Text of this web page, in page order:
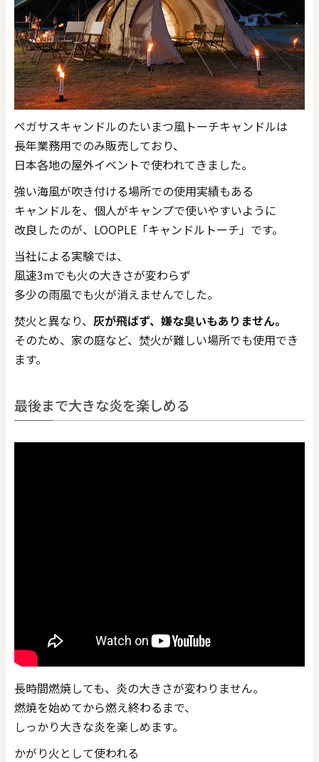
ペガサスキャンドルのたいまつ風トーチキャンドルは
長年業務用でのみ販売しており、
日本各地の屋外イベントで使われてきました。
強い海風が吹き付ける場所での使用実績もある
キャンドルを、個人がキャンプで使いやすいように
改良したのが、LOOPLE「キャンドルトーチ」です。
当社による実験では、
風速3mでも火の大きさが変わらず
多少の雨風でも火が消えませんでした。
焚火と異なり、 灰が飛ばず、嫌な臭いもありません。
そのため、家の庭など、焚火が難しい場所でも使用でき
ます。
最後まで大きな炎を楽しめる
長時間燃焼しても、炎の大きさが変わりません。
燃焼を始めてから燃え終わるまで、
しっかり大きな炎を楽しめます。
かがり火として使われる